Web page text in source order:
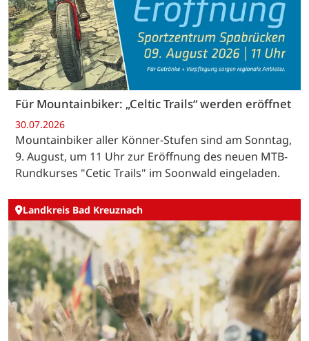
Für Mountainbiker: „Celtic Trails“ werden eröffnet
30.07.2026
Mountainbiker aller Könner-Stufen sind am Sonntag,
9. August, um 11 Uhr zur Eröffnung des neuen MTB-
Rundkurses "Cetic Trails" im Soonwald eingeladen.
Landkreis Bad Kreuznach